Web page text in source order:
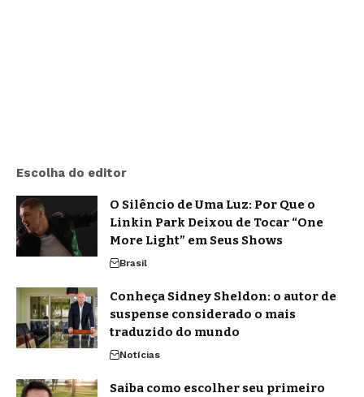
Escolha do editor
O Silêncio de Uma Luz: Por Que o
Linkin Park Deixou de Tocar “One
More Light” em Seus Shows
Brasil
Conheça Sidney Sheldon: o autor de
suspense considerado o mais
traduzido do mundo
Notícias
Saiba como escolher seu primeiro